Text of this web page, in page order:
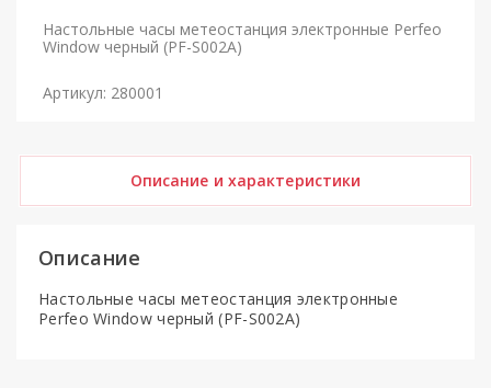
Настольные часы метеостанция электронные Perfeo
Window черный (PF-S002A)
Артикул: 280001
Описание и характеристики
Описание
Настольные часы метеостанция электронные
Perfeo Window черный (PF-S002A)